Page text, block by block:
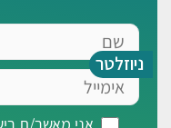
ניוזלטר
אימייל